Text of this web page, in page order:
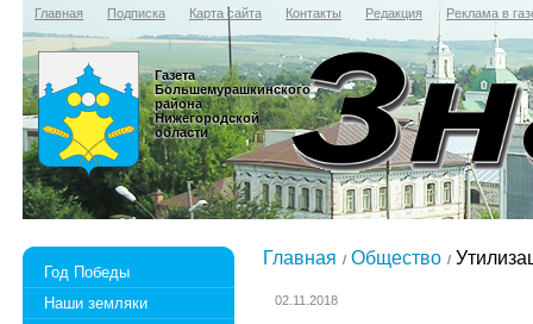
Главная Подписка Карта сайта Контакты Редакция Реклама в
Газета
Большемурашкинского
района
Нижегородской
области
Год Победы
Наши земляки
Главная Общество
02.11.2018